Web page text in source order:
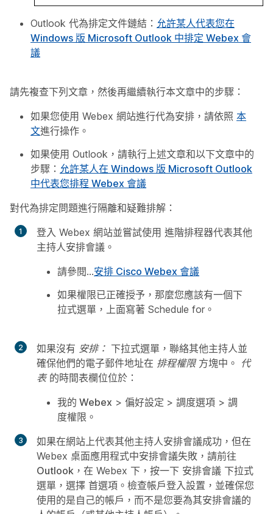
Outlook 代為排定文件鏈結： 允許某人代表您在
Windows 版 Microsoft Outlook 中排定 Webex 會
議
請先複查下列文章，然後再繼續執行本文章中的步驟：
如果您使用 Webex 網站進行代為安排，請依照 本
文進行操作。
如果使用 Outlook，請執行上述文章和以下文章中的
步驟： 允許某人在 Windows 版 Microsoft Outlook
中代表您排程 Webex 會議
對代為排定問題進行隔離和疑難排解：
登入 Webex 網站並嘗試使用 進階排程器代表其他
主持人安排會議。
請參閱…安排 Cisco Webex 會議
如果權限已正確授予，那麼您應該有一個下
拉式選單，上面寫著 Schedule for 。
如果沒有 安排： 下拉式選單，聯絡其他主持人並
確保他們的電子郵件地址在 排程權限方塊中。 代
表的時間表欄位位於：
我的 Webex > 偏好設定 > 調度選項 > 調
度權限 。
如果在網站上代表其他主持人安排會議成功，但在
Webex 桌面應用程式中安排會議失敗，請前往
Outlook ，在 Webex 下，按一下 安排會議 下拉式
選單，選擇 首選項 。 檢查帳戶登入設置，並確保您
使用的是自己的帳戶，而不是您要為其安排會議的